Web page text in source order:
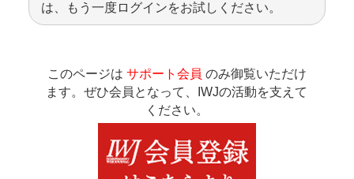
は、もう一度ログインをお試しください。
このページは サポート会員 のみ御覧いただけ
ます。ぜひ会員となって、IWJの活動を支えて
ください。